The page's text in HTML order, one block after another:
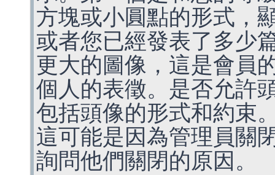
方塊或小圓點的形式，
或者您已經發表了多少
更大的圖像，這是會員
個人的表徵。是否允許
包括頭像的形式和約束
這可能是因為管理員關
詢問他們關閉的原因。